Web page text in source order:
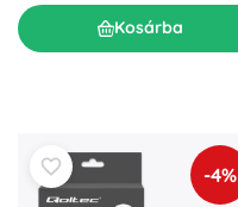
Kosárba
-4%